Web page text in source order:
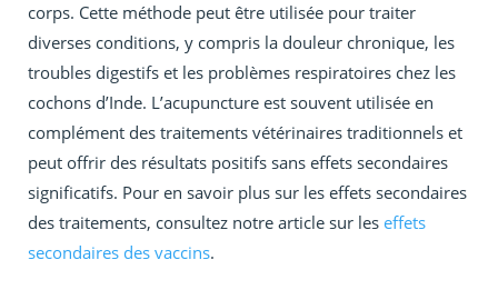
corps. Cette méthode peut être utilisée pour traiter
diverses conditions, y compris la douleur chronique, les
troubles digestifs et les problèmes respiratoires chez les
cochons d’Inde. L’acupuncture est souvent utilisée en
complément des traitements vétérinaires traditionnels et
peut offrir des résultats positifs sans effets secondaires
significatifs. Pour en savoir plus sur les effets secondaires
des traitements, consultez notre article sur les effets
secondaires des vaccins.